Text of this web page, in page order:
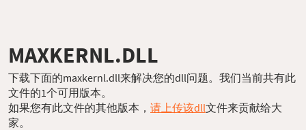
MAXKERNL.DLL
下载下面的maxkernl.dll来解决您的dll问题。我们当前共有此
文件的1个可用版本。
如果您有此文件的其他版本， 请上传该dll文件来贡献给大
家。